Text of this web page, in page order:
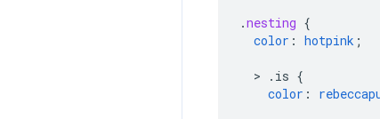
.nesting {
color : hotpink ;
> .is {
color :